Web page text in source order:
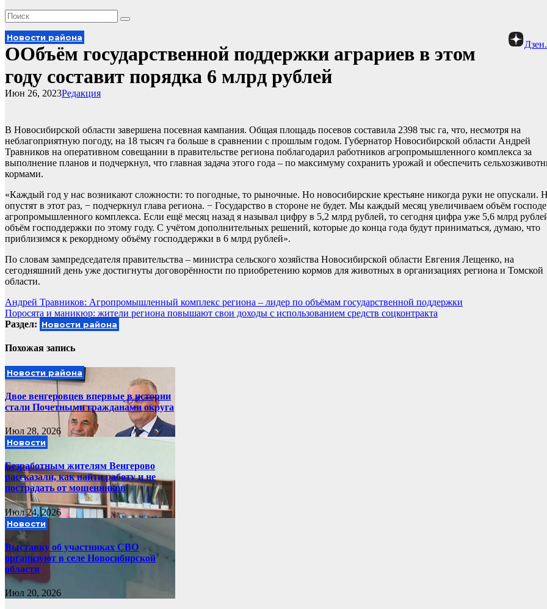
Новости района
ООбъём государственной поддержки аграриев в этом
году составит порядка 6 млрд рублей
Редакция
Июн 26, 2023
В Новосибирской области завершена посевная кампания. Общая площадь посевов составила 2398 тыс га, что, несмотря на
неблагоприятную погоду, на 18 тысяч га больше в сравнении с прошлым годом. Губернатор Новосибирской области Андрей
Травников на оперативном совещании в правительстве региона поблагодарил работников агропромышленного комплекса за
выполнение планов и подчеркнул, что главная задача этого года – по максимуму сохранить урожай и обеспечить
кормами.
«Каждый год у нас возникают сложности: то погодные, то рыночные. Но новосибирские крестьяне никогда руки не опускали.
опустят в этот раз, − подчеркнул глава региона. − Государство в стороне не будет. Мы каждый месяц увеличиваем объём
агропромышленного комплекса. Если ещё месяц назад я называл цифру в 5,2 млрд рублей, то сегодня цифра уже 5,6 млрд
объём господдержки по этому году. С учётом дополнительных решений, которые до конца года будут приниматься, думаю, что
приблизимся к рекордному объёму господдержки в 6 млрд рублей».
По словам зампредседателя правительства – министра сельского хозяйства Новосибирской области Евгения Лещенко, на
сегодняшний день уже достигнуты договорённости по приобретению кормов для животных в организациях региона и Томской
области.
Навигация
по
Андрей Травников: Агропромышленный комплекс региона – лидер по объёмам государственной поддержки
Поросята и маникюр: жители региона повышают свои доходы с использованием средств соцконтракта
Раздел: Новости района
Похожая запись
Новости района
Двое венгеровцев впервые в истории
стали Почетными гражданами округа
Июл 28, 2026
Новости
Безработным жителям Венгерово
рассказали, как найти работу и не
пострадать от мошенников
Июл 24, 2026
Новости
Выставку об участниках СВО
организуют в селе Новосибирской
области
Июл 20, 2026